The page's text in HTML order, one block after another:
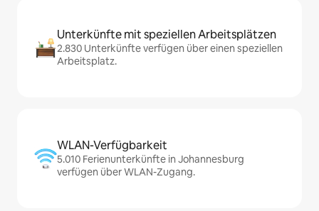
Unterkünfte mit speziellen Arbeitsplätzen
2.830 Unterkünfte verfügen über einen speziellen
Arbeitsplatz.
WLAN-Verfügbarkeit
5.010 Ferienunterkünfte in Johannesburg
verfügen über WLAN-Zugang.